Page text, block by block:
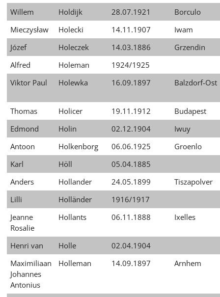
Willem Holdijk 28.07.1921
Borculo
Mieczysław
Holecki 14.11.1907
Iwam
Józef
Holeczek 14.03.1886
Grzendin
Alfred
Holeman
1924/1925
Viktor Paul
Holewka 16.09.1897 Balzdorf-Ost
Thomas Holicer 19.11.1912
Budapest
Edmond
Holin 02.12.1904
Iwuy
Antoon
Holkenborg 06.06.1925
Groenlo
Karl
Höll
05.04.1885
Anders
Hollander 24.05.1899
Tiszapolver
Lilli
Holländer
1916/1917
Jeanne
Rosalie
Hollants 06.11.1888 Ixelles
Henri van Holle
02.04.1904
Maximiliaan
Johannes
Antonius
Holleman 14.09.1897 Arnhem